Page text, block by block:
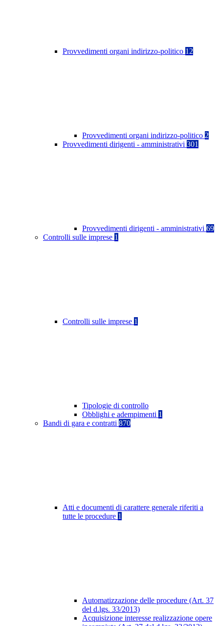
Provvedimenti organi indirizzo-politico 12
Provvedimenti organi indirizzo-politico 2
Provvedimenti dirigenti - amministrativi 301
Provvedimenti dirigenti - amministrativi 69
Controlli sulle imprese 1
Controlli sulle imprese 1
Tipologie di controllo
Obblighi e adempimenti 1
Bandi di gara e contratti 870
Atti e documenti di carattere generale riferiti a
tutte le procedure 1
Automatizzazione delle procedure (Art. 37
del d.lgs. 33/2013)
Acquisizione interesse realizzazione opere